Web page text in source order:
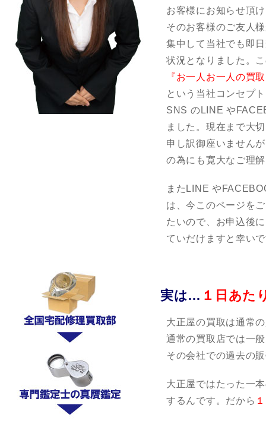
お客様にお知らせ頂
そのお客様のご友人
集中して当社でも即
状況となりました。
『お一人お一人の買
という当社コンセプ
SNS のLINE や
ました。現在まで大
申し訳御座いません
の為にも寛大なご理
またLINE や
は、今このページを
たいので、お申込後
ていだけますと幸い
実は… １日あた
大正屋の買取は通常
通常の買取店では一
その会社での過去の
大正屋ではたった一
するんです。だから